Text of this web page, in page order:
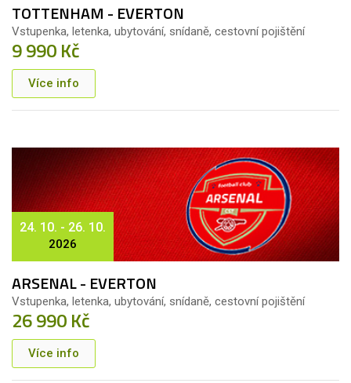
TOTTENHAM - EVERTON
Vstupenka, letenka, ubytování, snídaně, cestovní pojištění
9 990 Kč
Více info
24. 10. - 26. 10.
2026
ARSENAL - EVERTON
Vstupenka, letenka, ubytování, snídaně, cestovní pojištění
26 990 Kč
Více info